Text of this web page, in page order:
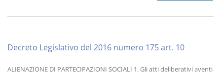
Decreto Legislativo del 2016 numero 175 art. 10
ALIENAZIONE DI PARTECIPAZIONI SOCIALI 1. Gli atti deliberativi aventi